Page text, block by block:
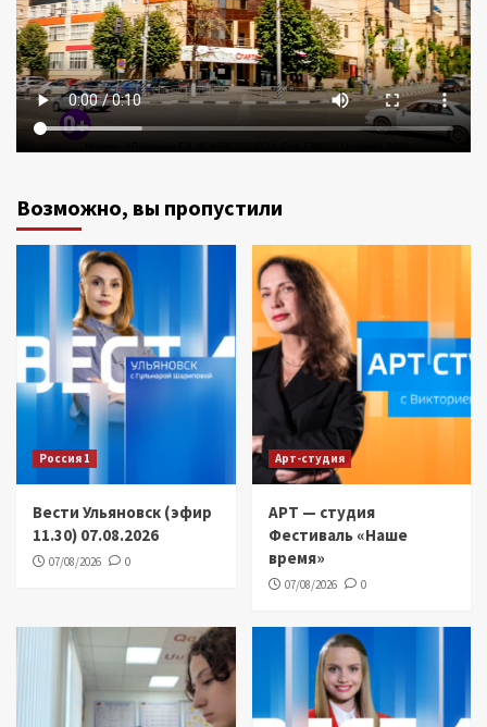
Возможно, вы пропустили
Россия 1
Вести Ульяновск (эфир
11.30) 07.08.2026
07/08/2026 0
Арт-студия
АРТ — студия
Фестиваль «Наше
время»
07/08/2026 0